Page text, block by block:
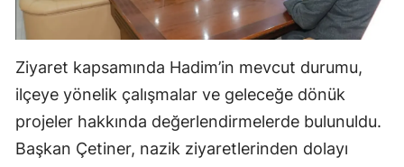
İstanbul
İzmir
Kars
Kastamonu
Kayseri
Ziyaret kapsamında Hadim’in mevcut durumu,
ilçeye yönelik çalışmalar ve geleceğe dönük
projeler hakkında değerlendirmelerde bulunuldu.
Başkan Çetiner, nazik ziyaretlerinden dolayı